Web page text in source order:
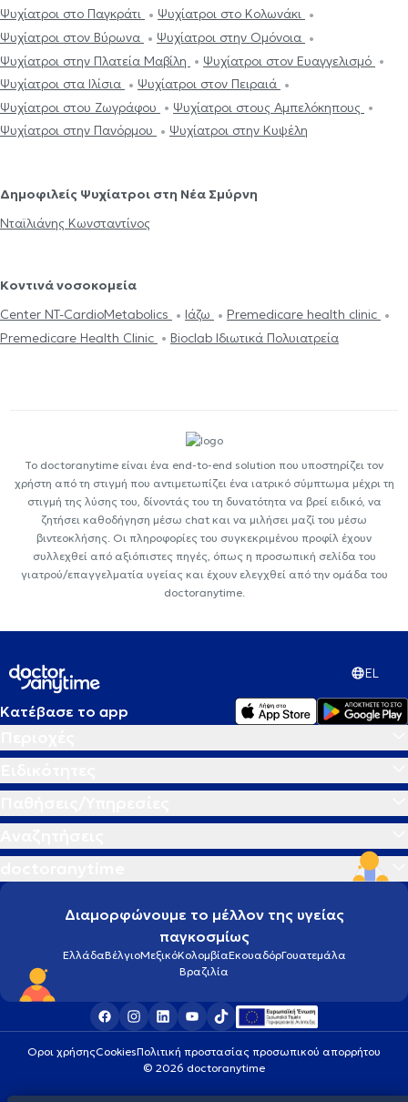
Ψυχίατροι στο Παγκράτι
Ψυχίατροι στο Κολωνάκι
Ψυχίατροι στον Βύρωνα
Ψυχίατροι στην Ομόνοια
Ψυχίατροι στην Πλατεία Μαβίλη
Ψυχίατροι στον Ευαγγελισμό
Ψυχίατροι στα Ιλίσια
Ψυχίατροι στον Πειραιά
Ψυχίατροι στου Ζωγράφου
Ψυχίατροι στους Αμπελόκηπους
Ψυχίατροι στην Πανόρμου
Ψυχίατροι στην Κυψέλη
Δημοφιλείς Ψυχίατροι στη Νέα Σμύρνη
Νταϊλιάνης Κωνσταντίνος
Κοντινά νοσοκομεία
Center NT-CardioMetabolics
Ιάζω
Premedicare health clinic
Premedicare Health Clinic
Bioclab Ιδιωτικά Πολυιατρεία
Το doctoranytime είναι ένα end-to-end solution που υποστηρίζει τον
χρήστη από τη στιγμή που αντιμετωπίζει ένα ιατρικό σύμπτωμα μέχρι τη
στιγμή της λύσης του, δίνοντάς του τη δυνατότητα να βρεί ειδικό, να
ζητήσει καθοδήγηση μέσω chat και να μιλήσει μαζί του μέσω
βιντεοκλήσης. Οι πληροφορίες του συγκεκριμένου προφίλ έχουν
συλλεχθεί από αξιόπιστες πηγές, όπως η προσωπική σελίδα του
γιατρού/επαγγελματία υγείας και έχουν ελεγχθεί από την ομάδα του
doctoranytime.
EL
Κατέβασε το app
Διαμορφώνουμε το μέλλον της υγείας
παγκοσμίως
ΕλλάδαΒέλγιοΜεξικόΚολομβίαΕκουαδόρΓουατεμάλα
Βραζιλία
Οροι χρήσηςCookiesΠολιτική προστασίας προσωπικού απορρήτου
© 2026 doctoranytime